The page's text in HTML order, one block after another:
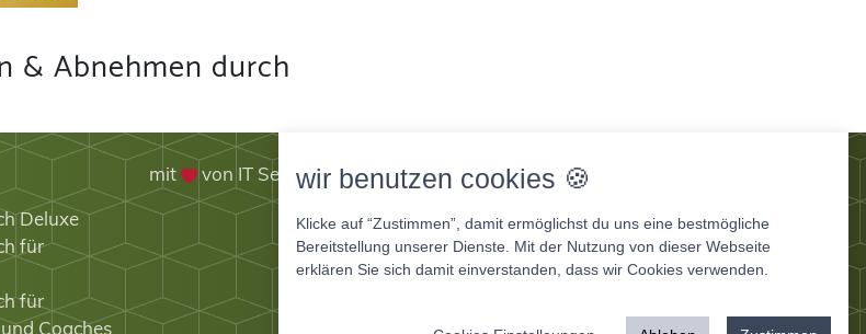
& Abnehmen durch
Deluxe
für
für
Coaches
mit von IT Service Herzogwir benutzen cookies 🍪
Klicke auf “Zustimmen”, damit ermöglichst du uns eine bestmögliche
Bereitstellung unserer Dienste. Mit der Nutzung von dieser Webseite
erklären Sie sich damit einverstanden, dass wir Cookies verwenden.